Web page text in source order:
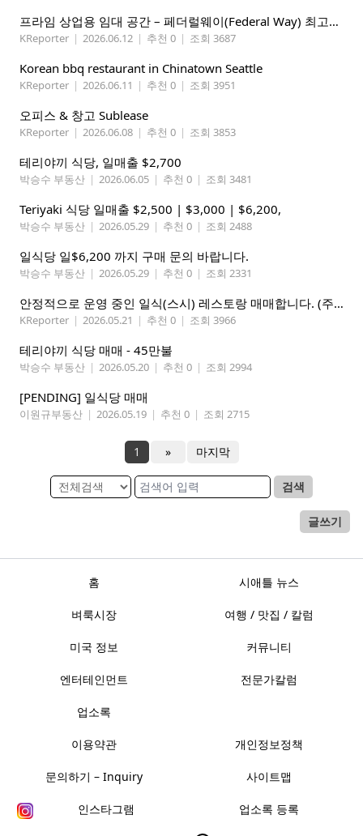
프라임 상업용 임대 공간 – 페더럴웨이(Federal Way) 최고의 가시성 입지
KReporter | 2026.06.12 | 추천 0 | 조회 3687
Korean bbq restaurant in Chinatown Seattle
KReporter | 2026.06.11 | 추천 0 | 조회 3951
오피스 & 창고 Sublease
KReporter | 2026.06.08 | 추천 0 | 조회 3853
테리야끼 식당, 일매출 $2,700
박승수 부동산 | 2026.06.05 | 추천 0 | 조회 3481
Teriyaki 식당 일매출 $2,500 | $3,000 | $6,200,
박승수 부동산 | 2026.05.29 | 추천 0 | 조회 2488
일식당 일$6,200 까지 구매 문의 바랍니다.
박승수 부동산 | 2026.05.29 | 추천 0 | 조회 2331
안정적으로 운영 중인 일식(스시) 레스토랑 매매합니다. (주인없는 가게)
KReporter | 2026.05.21 | 추천 0 | 조회 3966
테리야끼 식당 매매 - 45만불
박승수 부동산 | 2026.05.20 | 추천 0 | 조회 2994
[PENDING] 일식당 매매
이원규부동산 | 2026.05.19 | 추천 0 | 조회 2715
1 » 마지막
검색
글쓰기
홈 시애틀 뉴스
벼룩시장 여행 / 맛집 / 칼럼
미국 정보 커뮤니티
엔터테인먼트 전문가칼럼
업소록
이용약관 개인정보정책
문의하기 – Inquiry 사이트맵
인스타그램 업소록 등록